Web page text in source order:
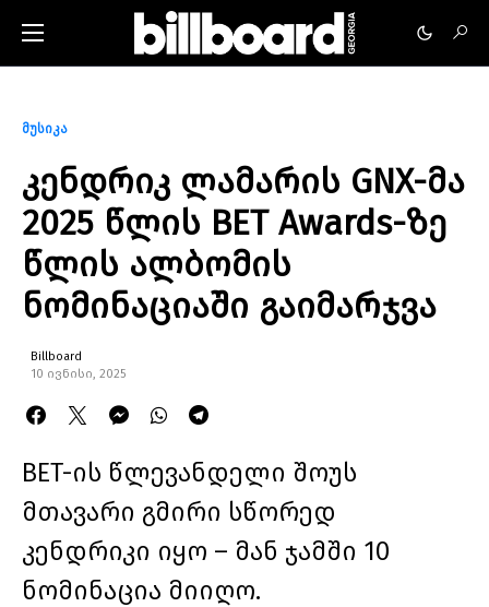
მუსიკა
კენდრიკ ლამარის GNX-მა
2025 წლის BET Awards-ზე
წლის ალბომის
ნომინაციაში გაიმარჯვა
Billboard
10 ივნისი, 2025
BET-ის წლევანდელი შოუს
მთავარი გმირი სწორედ
კენდრიკი იყო – მან ჯამში 10
ნომინაცია მიიღო.